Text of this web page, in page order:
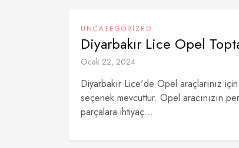
UNCATEGORIZED
Diyarbakır Lice Opel
Ocak 22, 2024
Diyarbakır Lice'de Opel araçlarınız
seçenek mevcuttur. Opel aracınızın
parçalara ihtiyaç...